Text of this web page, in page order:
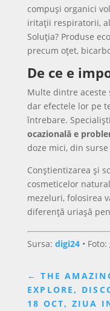
compuși organici
iritații respiratorii,
Soluția? Produse
precum oțet,
De ce e
Multe dintre aceste
dar efectele lor pe
întrebare.
ocazională e
doze mici, din
Conștientizarea și
cosmeticelor
mezeluri, folosirea
diferență uriașă
Sursa: digi24• Foto:
←THE
EXPLORE,
18 OCT, ZIUA